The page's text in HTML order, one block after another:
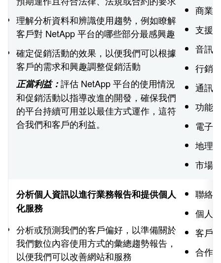
理解分析資料和辨識使用趨勢，例如瞭解
客戶對 NetApp 平台的哪些部分最感興趣
確定促銷活動的效果，以便我們可以根據
客戶的需求和興趣調整促銷活動
正當利益：評估 NetApp 平台的使用情況
和促銷活動以指導改進的開發，確保我們
的平台持續可用並以最佳方式運作，這符
合我們和客戶的利益。
商業
支援
音訊
行銷
通訊
功能
電子
地理
市場
分析個人資訊以進行業務報告和提供個人
化服務
分析或預測我們的客戶偏好，以準備關於
我們數位內容使用方式的彙總趨勢報告，
以便我們可以改善網站和服務
聯絡
個人
客戶
合作